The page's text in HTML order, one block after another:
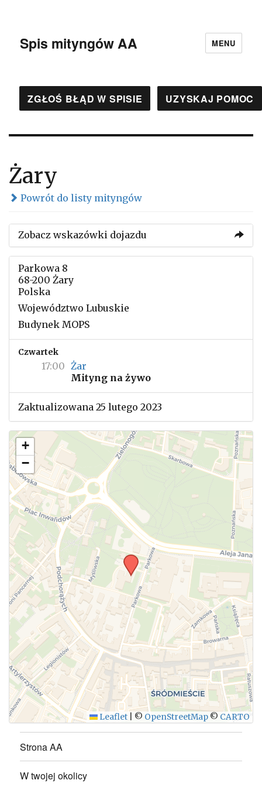
Spis mityngów AA MENU
ZGŁOŚ BŁĄD W SPISIE UZYSKAJ POMOC
Żary
Powrót do listy mityngów
Zobacz wskazówki dojazdu
Parkowa 8
68-200 Żary
Polska
Województwo Lubuskie
Budynek MOPS
Czwartek
17:00 Żar
Mityng na żywo
Zaktualizowana 25 lutego 2023
+
−
Leaflet © OpenStreetMap © CARTO
Strona AA
W twojej okolicy